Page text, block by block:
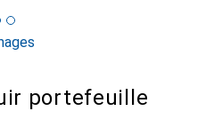
portefeuille